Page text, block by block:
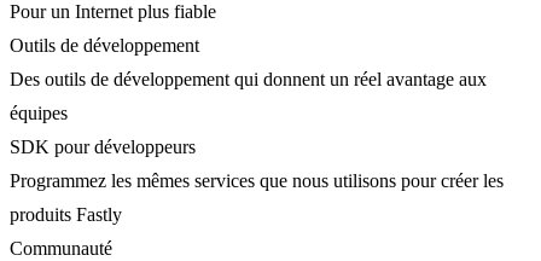
Pour un Internet plus fiable
Outils de développement
Des outils de développement qui donnent un réel avantage aux
équipes
SDK pour développeurs
Programmez les mêmes services que nous utilisons pour créer les
produits Fastly
Communauté